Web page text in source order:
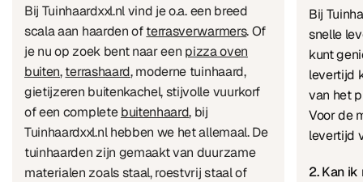
Bij Tuinhaardxxl.nl vind je o.a. een breed
scala aan haarden ofterrasverwarmers. Of
je nu op zoek bent naar een pizza oven
buiten,terrashaard, moderne tuinhaard,
gietijzeren buitenkachel, stijvolle vuurkorf
of een completebuitenhaard, bij
Tuinhaardxxl.nl hebben we het allemaal. De
tuinhaarden zijn gemaakt van duurzame
materialen zoals staal, roestvrij staal of
Bij
snelle
kunt
levertijd
van het
Voor de
levertijd
2. Kan